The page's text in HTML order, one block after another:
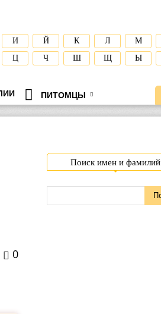
И Й К Л М
Ц
Ч Ш Щ Ы
ПИТОМЦЫ
0
Поиск имен и фамилий